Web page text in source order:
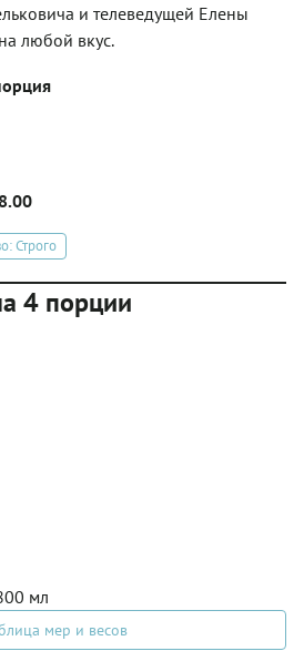
и телеведущей Елены
любой вкус.
Строго
4 порции
мл
мер и весов